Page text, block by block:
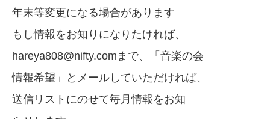
年末等変更になる場合があります
もし情報をお知りになりたければ、
hareya808@nifty.comまで、「音楽の会
情報希望」とメールしていただければ、
送信リストにのせて毎月情報をお知